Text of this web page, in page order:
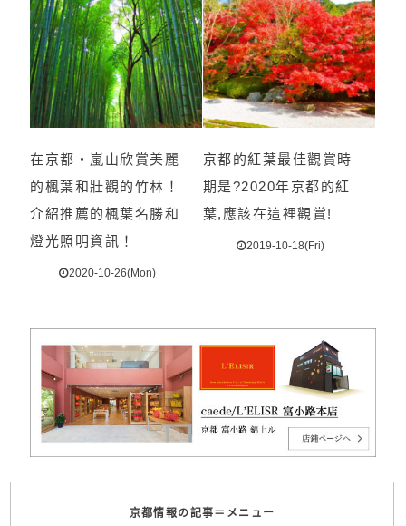
在京都・嵐山欣賞美麗
的楓葉和壯觀的竹林！
介紹推薦的楓葉名勝和
燈光照明資訊！
2020-10-26(Mon)
京都的紅葉最佳觀賞時
期是?2020年京都的紅
葉,應該在這裡觀賞!
2019-10-18(Fri)
京都情報の記事＝メニュー